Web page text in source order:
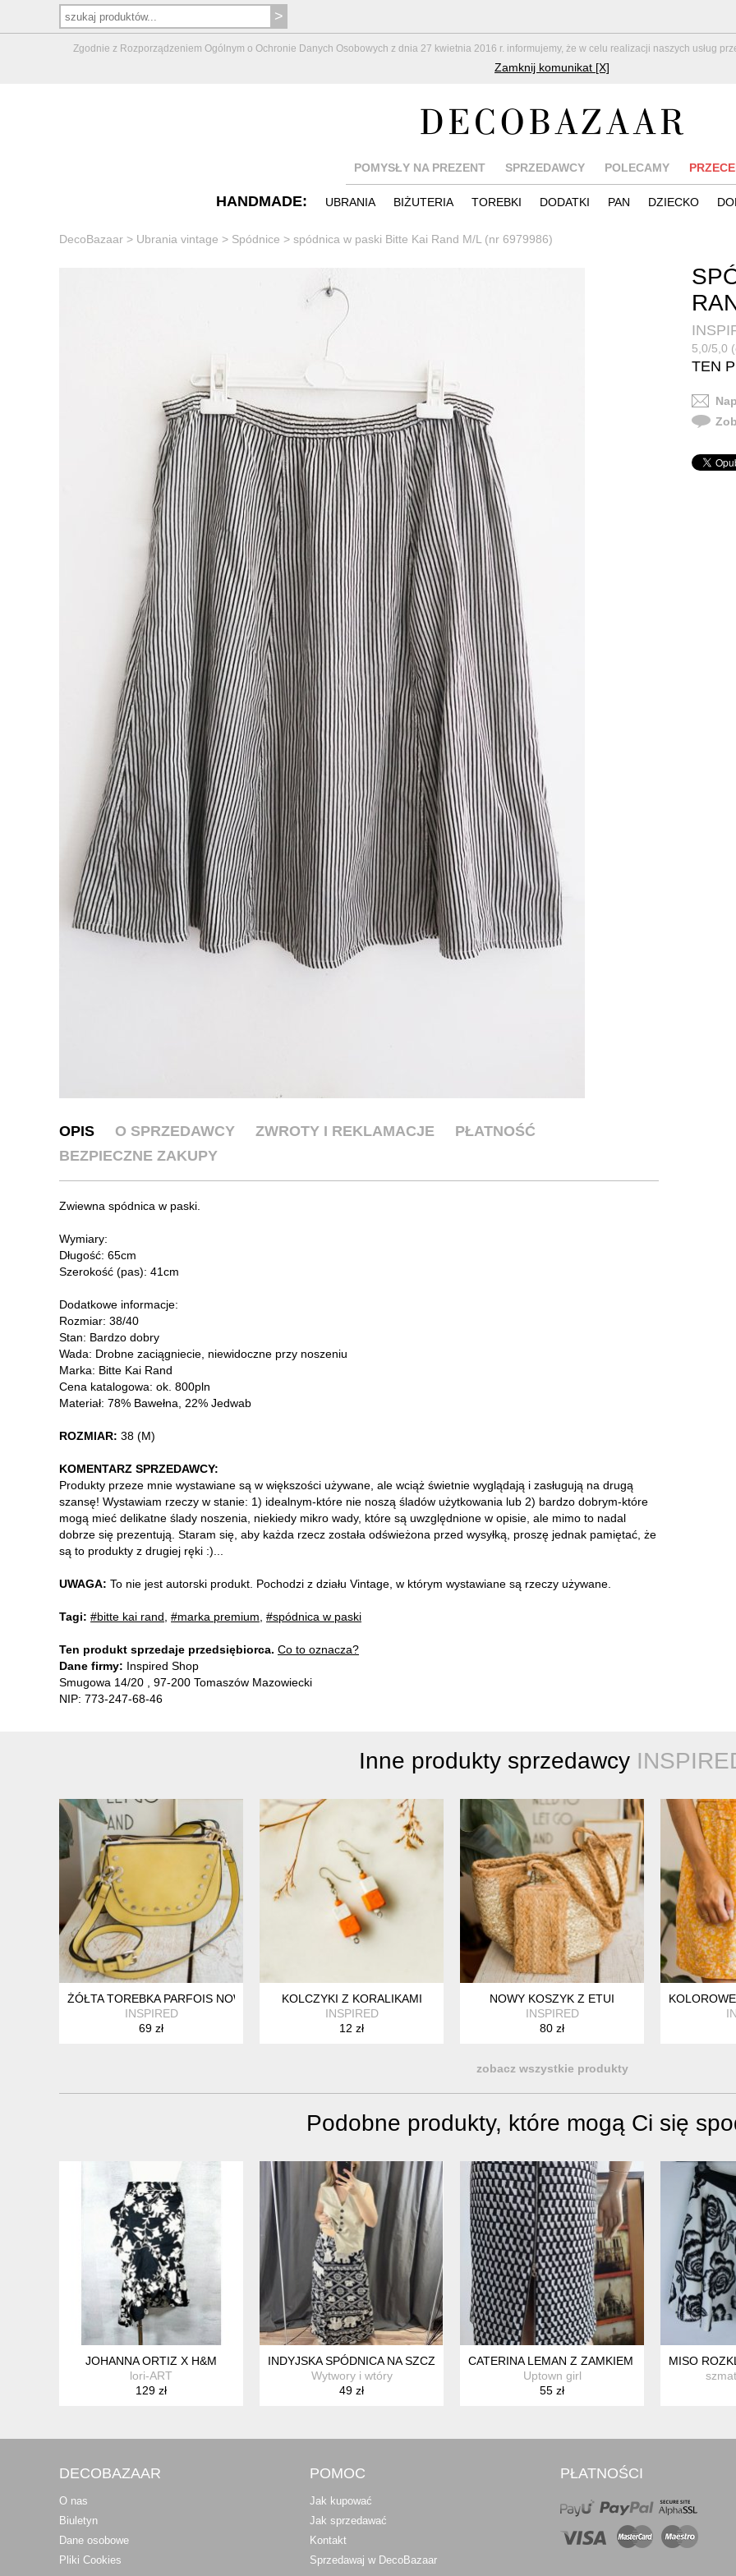
Zgodnie z Rozporządzeniem Ogólnym o Ochronie Danych Osobowych z dnia 27 kwietnia 2016 r. informujemy, że w celu realizacji naszych usług
Zamknij komunikat [X]
POMYSŁY NA PREZENT SPRZEDAWCY POLECAMY
HANDMADE: UBRANIA BIŻUTERIA TOREBKI DODATKI PAN DZIECKO
DecoBazaar > Ubrania vintage > Spódnice > spódnica w paski Bitte Kai Rand M/L (nr 6979986)
5,0/5,0
TEN
OPIS O SPRZEDAWCY ZWROTY I REKLAMACJE
PŁATNOŚĆ
BEZPIECZNE ZAKUPY
Zwiewna spódnica w paski.
Wymiary:
Długość: 65cm
Szerokość (pas): 41cm
Dodatkowe informacje:
Rozmiar: 38/40
Stan: Bardzo dobry
Wada: Drobne zaciągniecie, niewidoczne przy noszeniu
Marka: Bitte Kai Rand
Cena katalogowa: ok. 800pln
Materiał: 78% Bawełna, 22% Jedwab
ROZMIAR: 38 (M)
KOMENTARZ SPRZEDAWCY:
Produkty przeze mnie wystawiane są w większości używane, ale wciąż świetnie wyglądają i zasługują na drugą
szansę! Wystawiam rzeczy w stanie: 1) idealnym-które nie noszą śladów użytkowania lub 2) bardzo dobrym-które
mogą mieć delikatne ślady noszenia, niekiedy mikro wady, które są uwzględnione w opisie, ale mimo to nadal
dobrze się prezentują. Staram się, aby każda rzecz została odświeżona przed wysyłką, proszę jednak pamiętać, że
są to produkty z drugiej ręki :)...
UWAGA: To nie jest autorski produkt. Pochodzi z działu Vintage, w którym wystawiane są rzeczy używane.
Tagi: #bitte kai rand #marka premium #spódnica w paski
Ten produkt sprzedaje przedsiębiorca. Co to oznacza?
Dane firmy: Inspired Shop
Smugowa 14/20 , 97-200 Tomaszów Mazowiecki
NIP: 773-247-68-46
Inne produkty sprzedawcy
ŻÓŁTA TOREBKA PARFOIS NOWA
INSPIRED
69 zł
KOLCZYKI Z KORALIKAMI
INSPIRED
12 zł
NOWY KOSZYK Z ETUI
INSPIRED
80 zł
zobacz wszystkie produkty
Podobne produkty, które mogą Ci się
JOHANNA ORTIZ X H&M
lori-ART
129 zł
INDYJSKA SPÓDNICA NA SZCZĘŚCIE
Wytwory i wtóry
49 zł
CATERINA LEMAN Z ZAMKIEM Z TYŁU
Uptown girl
55 zł
MISO
DECOBAZAAR
O nas
Biuletyn
Dane osobowe
Pliki Cookies
POMOC
Jak kupować
Jak sprzedawać
Kontakt
Sprzedawaj w DecoBazaar
PŁATNOŚCI